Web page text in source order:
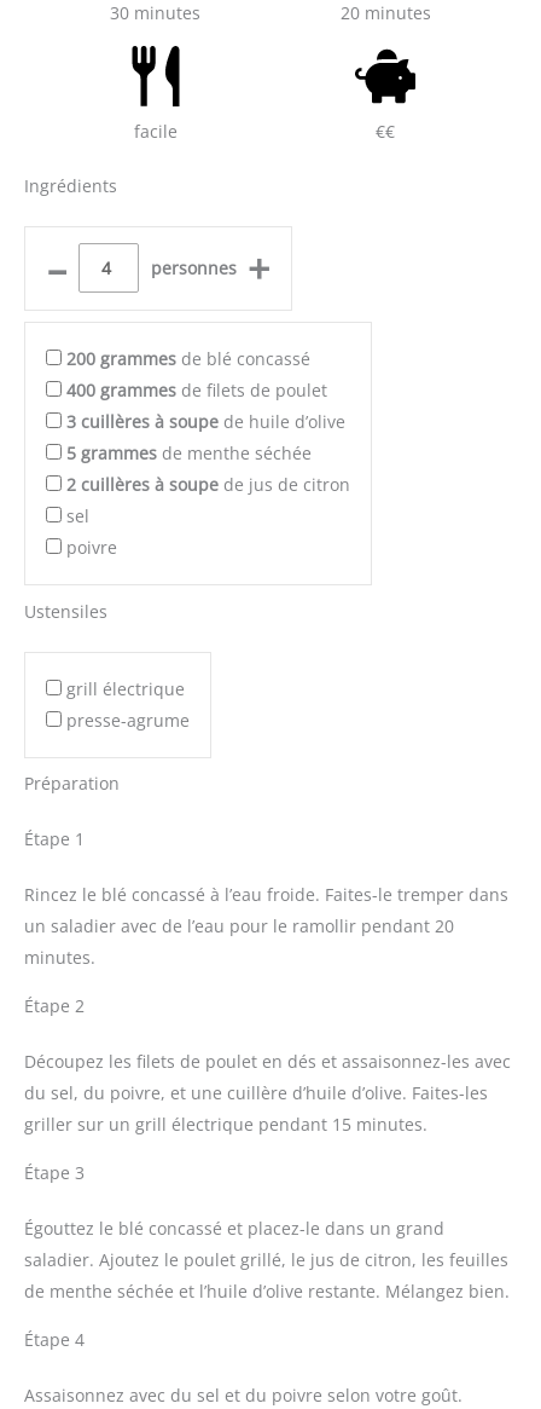
30 minutes 20 minutes
facile €€
Ingrédients
– personnes +
200 grammes de blé concassé
400 grammes de filets de poulet
3 cuillères à soupe de huile d’olive
5 grammes de menthe séchée
2 cuillères à soupe de jus de citron
sel
poivre
Ustensiles
grill électrique
presse-agrume
Préparation
Étape 1
Rincez le blé concassé à l’eau froide. Faites-le tremper dans
un saladier avec de l’eau pour le ramollir pendant 20
minutes.
Étape 2
Découpez les filets de poulet en dés et assaisonnez-les avec
du sel, du poivre, et une cuillère d’huile d’olive. Faites-les
griller sur un grill électrique pendant 15 minutes.
Étape 3
Égouttez le blé concassé et placez-le dans un grand
saladier. Ajoutez le poulet grillé, le jus de citron, les feuilles
de menthe séchée et l’huile d’olive restante. Mélangez bien.
Étape 4
Assaisonnez avec du sel et du poivre selon votre goût.